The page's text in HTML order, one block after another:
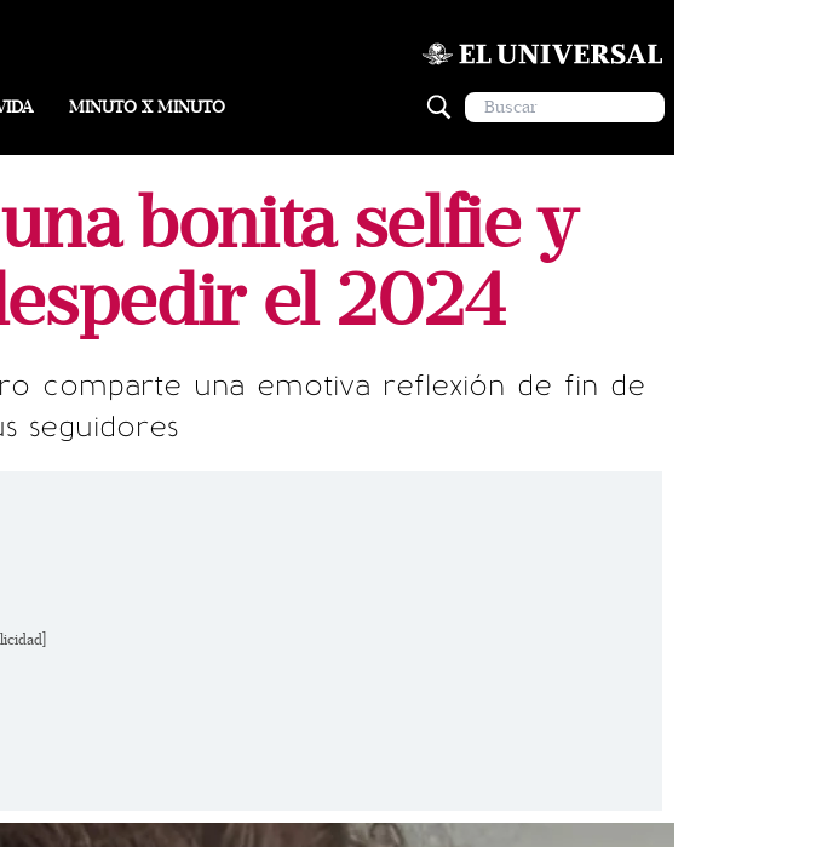
MINUTO X MINUTO
bonita selfie y
el 2024
comparte una emotiva reflexión de fin de
seguidores